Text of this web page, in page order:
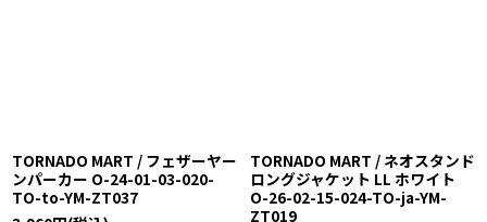
TORNADO MART / フェザーヤー
ンパーカー O-24-01-03-020-
TO-to-YM-ZT037
TORNADO MART / ネオスタンド
ロングジャケット LL ホワイト
O-26-02-15-024-TO-ja-YM-
ZT019